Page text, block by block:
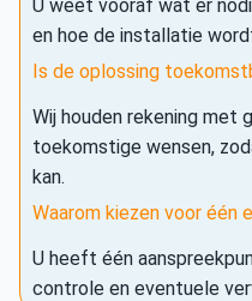
U weet vooraf wat er
en hoe de installatie
Is de oplossing
Wij houden rekening met
toekomstige wensen,
kan.
Waarom kiezen voor één
U heeft één
controle en eventuele